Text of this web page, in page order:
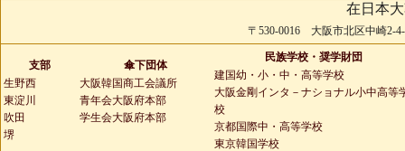
在日本
〒530-0016 大阪市北区中崎2-
支部
生野西
東淀川
吹田
堺
傘下団体
大阪韓国商工会議所
青年会大阪府本部
学生会大阪府本部
民族学校・奨学財団
建国幼・小・中・高等学校
大阪金剛インタ－ナショナル小中高等
校
京都国際中・高等学校
東京韓国学校